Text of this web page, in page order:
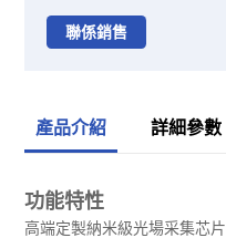
聯係銷售
產品介紹 詳細參數
功能特性
高端定製納米級光場采集芯片